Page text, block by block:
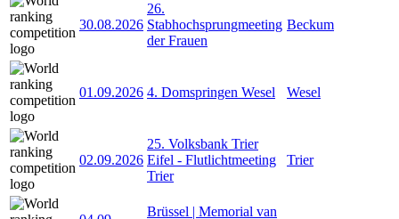
30.08.2026
26.
Stabhochsprungmeeting
der Frauen
Beckum
01.09.2026 4. Domspringen Wesel Wesel
02.09.2026
25. Volksbank Trier
Eifel - Flutlichtmeeting
Trier
Trier
Brüssel | Memorial van